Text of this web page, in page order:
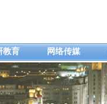
教育 网络传媒